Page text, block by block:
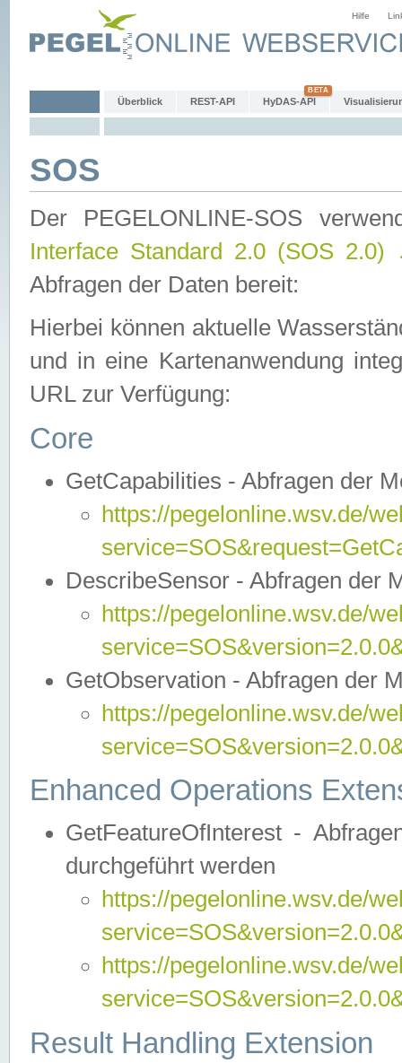
Hilfe
Überblick REST-API HyDAS-API
SOS
Der PEGELONLINE-SOS
Interface Standard 2.0 (SOS 2.0)
Abfragen der Daten bereit:
Hierbei können aktuelle
und in eine Kartenanwendung
URL zur Verfügung:
Core
GetCapabilities - Abfragen der
https://pegelonline.wsv.de/
DescribeSensor - Abfragen der
https://pegelonline.wsv.de/
GetObservation - Abfragen der
https://pegelonline.wsv.de/
Enhanced Operations
GetFeatureOfInterest -
durchgeführt werden
https://pegelonline.wsv.de/
https://pegelonline.wsv.de/
Result Handling Extension